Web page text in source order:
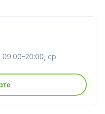
09:00-20:00, ср